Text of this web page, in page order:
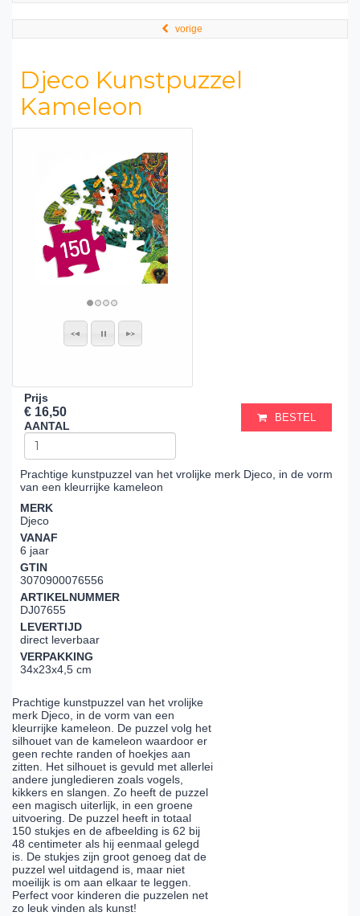
vorige
Djeco Kunstpuzzel
Kameleon
Prijs
€ 16,50
AANTAL
BESTEL
Prachtige kunstpuzzel van het vrolijke merk Djeco, in de vorm
van een kleurrijke kameleon
MERK
Djeco
VANAF
6 jaar
GTIN
3070900076556
ARTIKELNUMMER
DJ07655
LEVERTIJD
direct leverbaar
VERPAKKING
34x23x4,5 cm
Prachtige kunstpuzzel van het vrolijke
merk Djeco, in de vorm van een
kleurrijke kameleon. De puzzel volg het
silhouet van de kameleon waardoor er
geen rechte randen of hoekjes aan
zitten. Het silhouet is gevuld met allerlei
andere jungledieren zoals vogels,
kikkers en slangen. Zo heeft de puzzel
een magisch uiterlijk, in een groene
uitvoering. De puzzel heeft in totaal
150 stukjes en de afbeelding is 62 bij
48 centimeter als hij eenmaal gelegd
is. De stukjes zijn groot genoeg dat de
puzzel wel uitdagend is, maar niet
moeilijk is om aan elkaar te leggen.
Perfect voor kinderen die puzzelen net
zo leuk vinden als kunst!